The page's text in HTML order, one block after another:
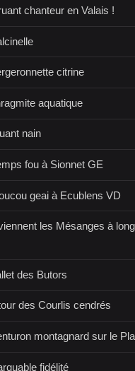
chanteur en Valais !
citrine
aquatique
nain
fou à Sionnet GE
geai à Ecublens VD
les Mésanges à
des Butors
des Courlis cendrés
montagnard sur le
fidélité